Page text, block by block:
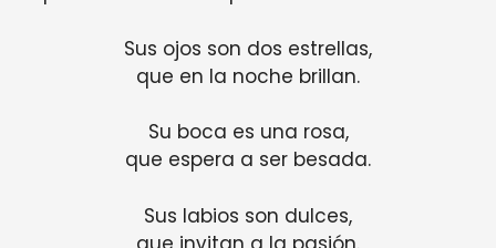
Sus ojos son dos estrellas,
que en la noche brillan.
Su boca es una rosa,
que espera a ser besada.
Sus labios son dulces,